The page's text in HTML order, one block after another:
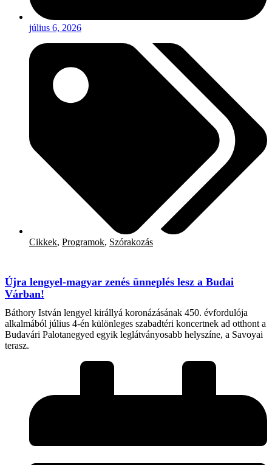
július 6, 2026
Cikkek, Programok, Szórakozás
Újra lengyel-magyar zenés ünneplés lesz a Budai
Várban!
Báthory István lengyel királlyá koronázásának 450. évfordulója
alkalmából július 4-én különleges szabadtéri koncertnek ad otthont a
Budavári Palotanegyed egyik leglátványosabb helyszíne, a Savoyai
terasz.